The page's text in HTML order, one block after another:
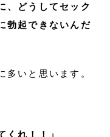
、どうしてセック
勃起できないんだ
多いと思います。
くれ！！」